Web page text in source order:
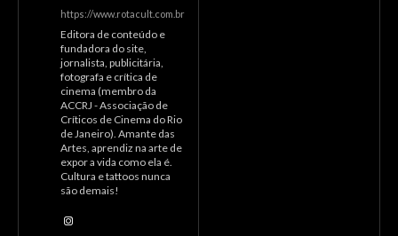
https://www.rotacult.com.br
Editora de conteúdo e
fundadora do site,
jornalista, publicitária,
fotografa e crítica de
cinema (membro da
ACCRJ - Associação de
Críticos de Cinema do Rio
de Janeiro). Amante das
Artes, aprendiz na arte de
expor a vida como ela é.
Cultura e tattoos nunca
são demais!